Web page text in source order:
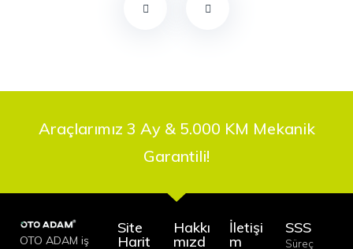
Araçlarımız 3 Ay & 5.000 KM Mekanik
Garantili!
OTO ADAM iş
Site
Harit
Hakkı
mızd
İletişi
m
SSS
Süreç